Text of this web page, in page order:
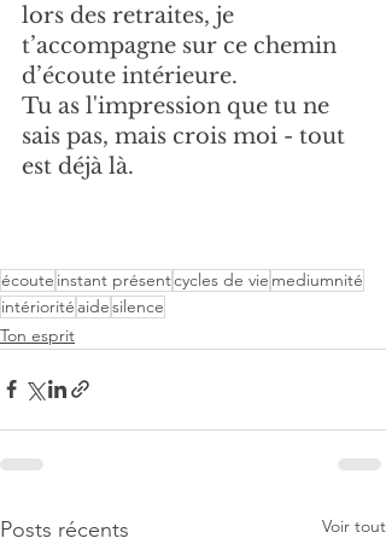
lors des retraites, je
t’accompagne sur ce chemin
d’écoute intérieure.
Tu as l'impression que tu ne
sais pas, mais crois moi - tout
est déjà là.
écoute instant présentcycles de vie mediumnité
intériorité aidesilence
Ton esprit
Posts récents Voir tout